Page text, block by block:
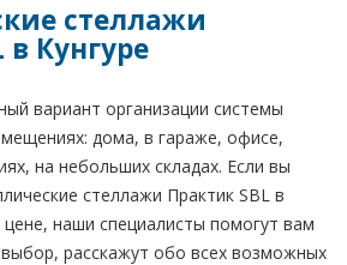
стеллажи
в Кунгуре
вариант организации системы
дома, в гараже, офисе,
на небольших складах. Если вы
стеллажи Практик SBL в
наши специалисты помогут вам
расскажут обо всех возможных